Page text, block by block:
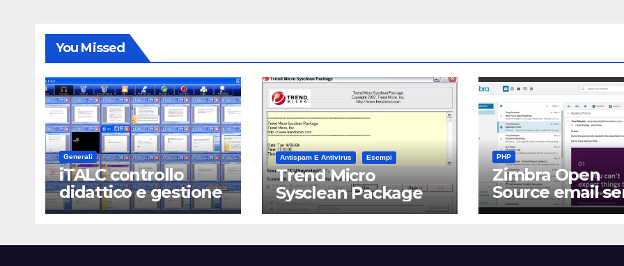
You Missed
Generali
iTALC controllo
didattico e gestione
LAN scolastica
Antispam E Antivirus Esempi
Trend Micro
Sysclean Package
PHP
Zimbra Open
Source email
software